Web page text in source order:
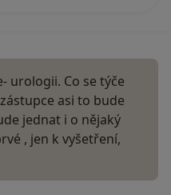
urologii. Co se týče
asi to bude
jednat i o nějaký
, jen k vyšetření,